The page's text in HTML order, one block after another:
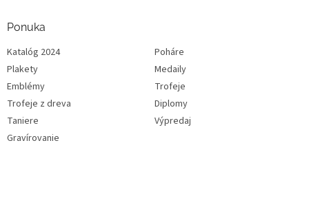
Ponuka
Katalóg 2024
Poháre
Plakety
Medaily
Emblémy
Trofeje
Trofeje z dreva
Diplomy
Taniere
Výpredaj
Gravírovanie